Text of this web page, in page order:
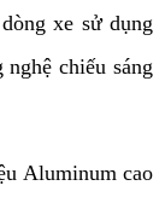
xe sử dụng
chiếu sáng
Aluminum cao